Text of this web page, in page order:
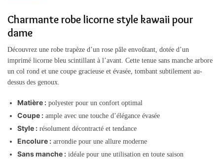
Charmante robe licorne style kawaii pour
dame
Découvrez une robe trapèze d’un rose pâle envoûtant, dotée d’un
imprimé licorne bleu scintillant à l’avant. Cette tenue sans manche arbore
un col rond et une coupe gracieuse et évasée, tombant subtilement au-
dessus des genoux.
Matière : polyester pour un confort optimal
Coupe : ample avec une touche d’élégance évasée
Style : résolument décontracté et tendance
Encolure : arrondie pour une allure moderne
Sans manche : idéale pour une utilisation en toute saison